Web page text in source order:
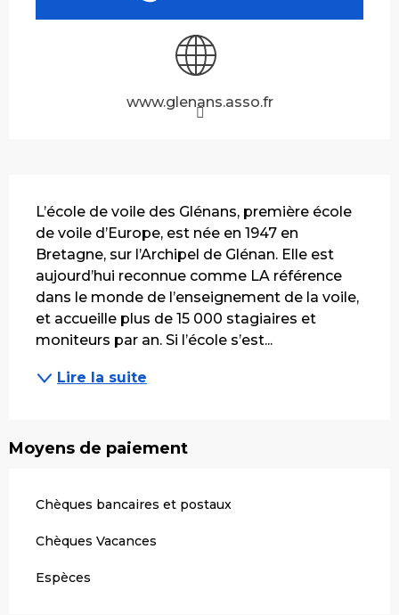
www.glenans.asso.fr
L’école de voile des Glénans, première école
de voile d’Europe, est née en 1947 en
Bretagne, sur l’Archipel de Glénan. Elle est
aujourd’hui reconnue comme LA référence
dans le monde de l’enseignement de la voile,
et accueille plus de 15 000 stagiaires et
moniteurs par an. Si l’école s’est...
Lire la suite
Moyens de paiement
Chèques bancaires et postaux
Chèques Vacances
Espèces